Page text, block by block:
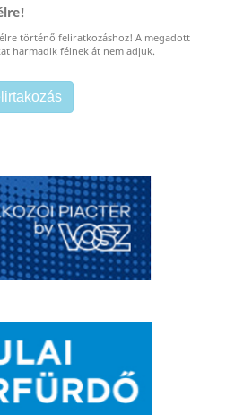
történő feliratkozáshoz! A megadott
harmadik félnek át nem adjuk.